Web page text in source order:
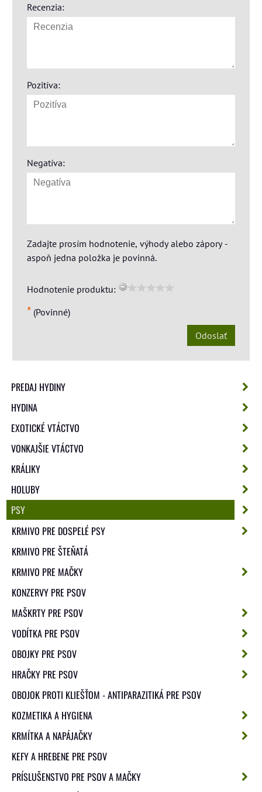
Recenzia:
Pozitíva:
Negatíva:
Zadajte prosím hodnotenie, výhody alebo zápory -
aspoň jedna položka je povinná.
Hodnotenie produktu:
* (Povinné)
Odoslať
PREDAJ HYDINY
HYDINA
EXOTICKÉ VTÁCTVO
VONKAJŠIE VTÁCTVO
KRÁLIKY
HOLUBY
PSY
KRMIVO PRE DOSPELÉ PSY
KRMIVO PRE ŠTEŇATÁ
KRMIVO PRE MAČKY
KONZERVY PRE PSOV
MAŠKRTY PRE PSOV
VODÍTKA PRE PSOV
OBOJKY PRE PSOV
HRAČKY PRE PSOV
OBOJOK PROTI KLIEŠŤOM - ANTIPARAZITIKÁ PRE PSOV
KOZMETIKA A HYGIENA
KRMÍTKA A NAPÁJAČKY
KEFY A HREBENE PRE PSOV
PRÍSLUŠENSTVO PRE PSOV A MAČKY